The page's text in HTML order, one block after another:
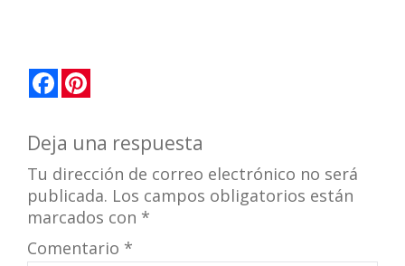
Facebook
Deja una respuesta
Tu dirección de correo electrónico no será
publicada. Los campos obligatorios están
marcados con *
Comentario *